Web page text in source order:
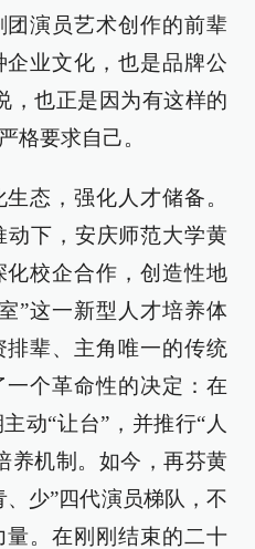
演员艺术创作的前辈
业文化，也是品牌公
，也正是因为有这样的
格要求自己。
态，强化人才储备。
动下，安庆师范大学黄
校企合作，创造性地
”这一新型人才培养体
辈、主角唯一的传统
个革命性的决定：在
动“让台”，并推行“人
养机制。如今，再芬黄
少”四代演员梯队，不
。在刚刚结束的二十